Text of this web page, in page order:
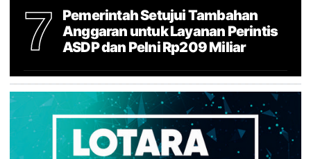
7
Pemerintah Setujui Tambahan
Anggaran untuk Layanan Perintis
ASDP dan Pelni Rp209 Miliar